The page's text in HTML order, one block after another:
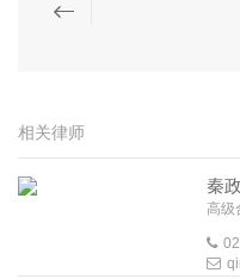
相关律师
秦政
高级